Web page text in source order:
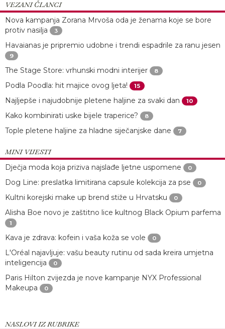
VEZANI ČLANCI
Nova kampanja Zorana Mrvoša oda je ženama koje se bore
protiv nasilja
3
Havaianas je pripremio udobne i trendi espadrile za ranu jesen
9
The Stage Store: vrhunski modni interijer 8
Podla Poodla: hit majice ovog ljeta! 15
Najljepše i najudobnije pletene haljine za svaki dan 10
Kako kombinirati uske bijele traperice? 8
Tople pletene haljine za hladne siječanjske dane 7
MINI VIJESTI
Dječja moda koja priziva najslađe ljetne uspomene
0
Dog Line: preslatka limitirana capsule kolekcija za pse 0
Kultni korejski make up brend stiže u Hrvatsku 0
Alisha Boe novo je zaštitno lice kultnog Black Opium parfema
1
Kava je zdrava: kofein i vaša koža se vole 0
L'Oréal najavljuje: vašu beauty rutinu od sada kreira umjetna
inteligencija
0
Paris Hilton zvijezda je nove kampanje NYX Professional
Makeupa
0
NASLOVI IZ RUBRIKE